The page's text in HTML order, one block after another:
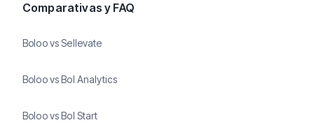
Comparativas y FAQ
Boloo vs Sellevate
Boloo vs Bol Analytics
Boloo vs Bol Start